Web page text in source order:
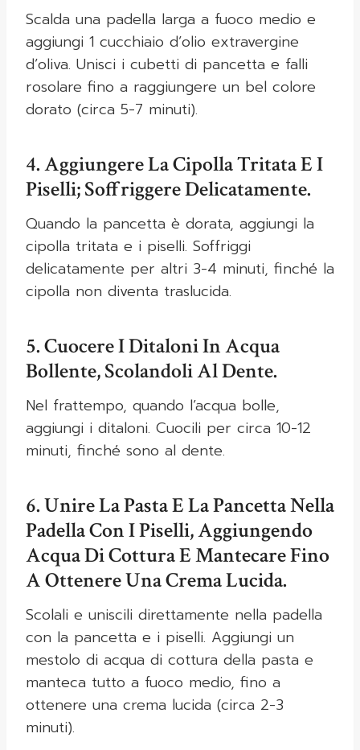
Scalda una padella larga a fuoco medio e
aggiungi 1 cucchiaio d’olio extravergine
d’oliva. Unisci i cubetti di pancetta e falli
rosolare fino a raggiungere un bel colore
dorato (circa 5-7 minuti).
4. Aggiungere La Cipolla Tritata E I
Piselli; Soffriggere Delicatamente.
Quando la pancetta è dorata, aggiungi la
cipolla tritata e i piselli. Soffriggi
delicatamente per altri 3-4 minuti, finché la
cipolla non diventa traslucida.
5. Cuocere I Ditaloni In Acqua
Bollente, Scolandoli Al Dente.
Nel frattempo, quando l’acqua bolle,
aggiungi i ditaloni. Cuocili per circa 10-12
minuti, finché sono al dente.
6. Unire La Pasta E La Pancetta Nella
Padella Con I Piselli, Aggiungendo
Acqua Di Cottura E Mantecare Fino
A Ottenere Una Crema Lucida.
Scolali e uniscili direttamente nella padella
con la pancetta e i piselli. Aggiungi un
mestolo di acqua di cottura della pasta e
manteca tutto a fuoco medio, fino a
ottenere una crema lucida (circa 2-3
minuti).